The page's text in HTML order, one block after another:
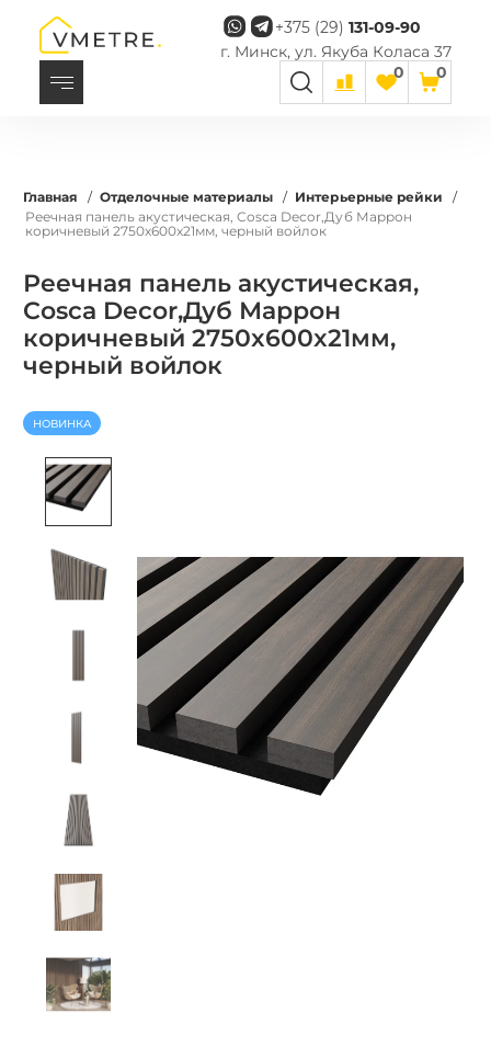
+375 (29) 131-09-90
г. Минск, ул. Якуба Коласа 37
0
0
Главная / Отделочные материалы / Интерьерные рейки
/
Реечная панель акустическая, Cosca Decor,Дуб Маррон
коричневый 2750x600x21мм, черный войлок
Реечная панель акустическая,
Cosca Decor,Дуб Маррон
коричневый 2750x600x21мм,
черный войлок
НОВИНКА